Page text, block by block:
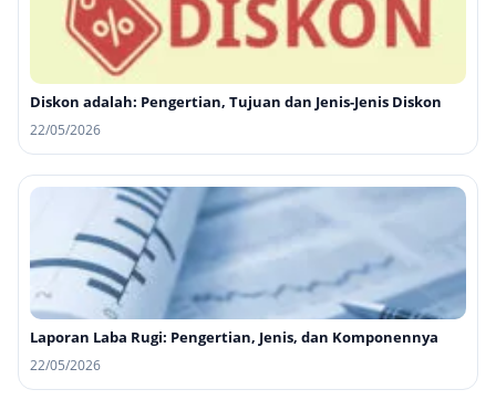
Diskon adalah: Pengertian, Tujuan dan Jenis-Jenis Diskon
22/05/2026
Laporan Laba Rugi: Pengertian, Jenis, dan Komponennya
22/05/2026